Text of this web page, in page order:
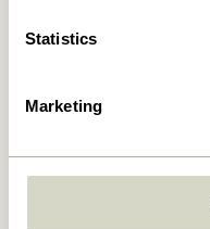
Statistics
Marketing